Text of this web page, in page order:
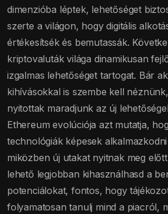
dimenzióba léptek, lehetőséget
szerte a világon, hogy digitális
értékesítsék és bemutassák.
kriptovaluták világa dinamikusan
izgalmas lehetőséget tartogat. Bár
kihívásokkal is szembe kell
nyitottak maradjunk az új
Ethereum evolúciója azt mutatja,
technológiák képesek
miközben új utakat nyitnak meg
lehető legjobban kihasználhasd a
potenciálokat, fontos, hogy
folyamatosan tanulj mind a piacról,